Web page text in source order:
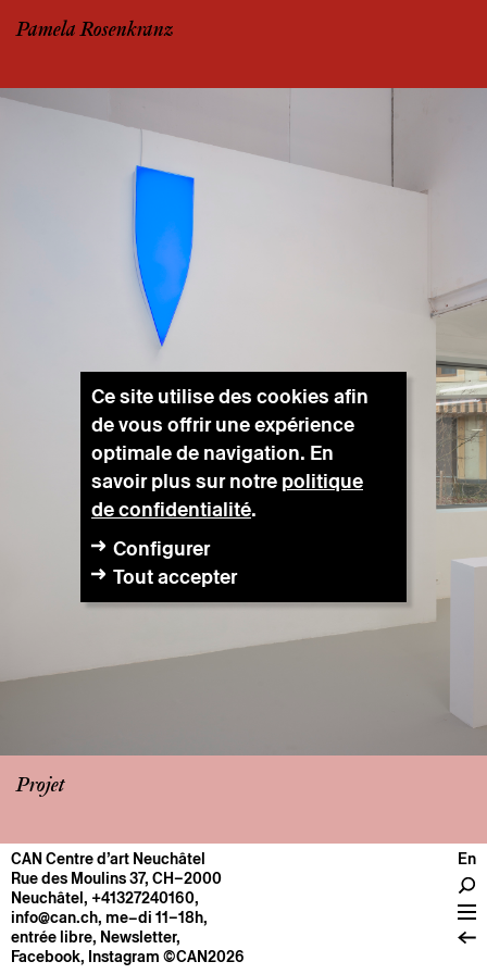
Pamela Rosenkranz
Projet
CENTRE
Infos pratiques
Fonctionnement
À propos
CAN Centre d’art Neuchâtel
Rue des Moulins 37, CH–2000
Neuchâtel, +41327240160,
info@can.ch, me–di 11–18h,
entrée libre, Newsletter,
Facebook, Instagram ©CAN2026
En
Ce site utilise des cookies afin
de vous offrir une expérience
optimale de navigation. En
savoir plus sur notre politique
de confidentialité.
Configurer
Tout accepter